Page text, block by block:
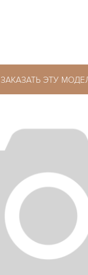
ЗАКАЗАТЬ ЭТУ